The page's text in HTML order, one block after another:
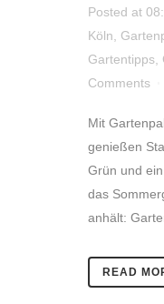
Posted at
Köln
Gartentipps
Comments
Mit
genießen
Grün und
das
anhält:
READ